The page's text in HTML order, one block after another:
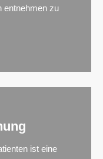
entnehmen zu
ist eine